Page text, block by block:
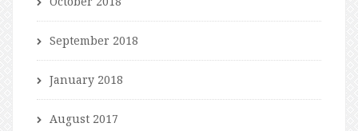
September 2018
January 2018
August 2017